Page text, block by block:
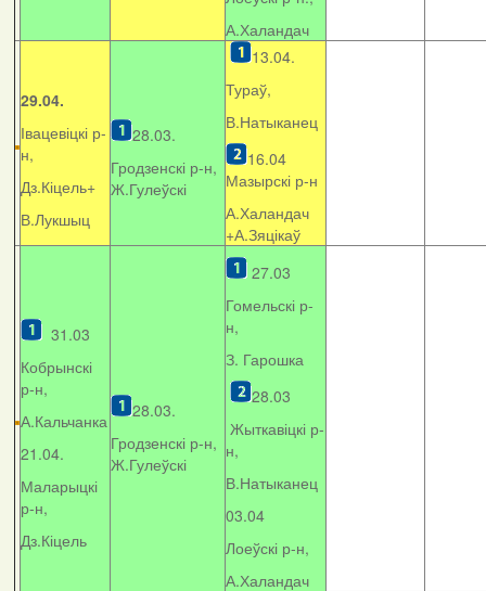
А.Халандач
29.04.
Івацевіцкі р-
н,
Дз.Кіцель+
В.Лукшыц
28.03.
Гродзенскі р-н,
Ж.Гулеўскі
13.04.
Тураў,
В.Натыканец
16.04
Мазырскі р-н
А.Халандач
+А.Зяцікаў
31.03
Кобрынскі
р-н,
А.Кальчанка
21.04.
Маларыцкі
р-н,
Дз.Кіцель
28.03.
Гродзенскі р-н,
Ж.Гулеўскі
27.03
Гомельскі р-
н,
З. Гарошка
28.03
Жыткавіцкі р-
н,
В.Натыканец
03.04
Лоеўскі р-н,
А.Халандач